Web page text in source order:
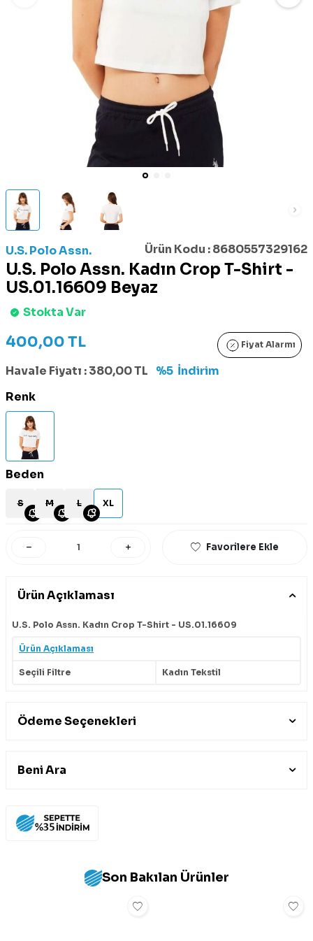
U.S. Polo Assn. Ürün Kodu :8680557329162
U.S. Polo Assn. Kadın Crop T-Shirt -
US.01.16609 Beyaz
Stokta Var
400,00TL Fiyat Alarmı
Havale Fiyatı :380,00TL %5 İndirim
Renk
Beden
S M L XL
Favorilere Ekle
Ürün Açıklaması
U.S. Polo Assn. Kadın Crop T-Shirt - US.01.16609
Ürün Açıklaması
Seçili Filtre Kadın Tekstil
Ödeme Seçenekleri
Beni Ara
Son Bakılan Ürünler